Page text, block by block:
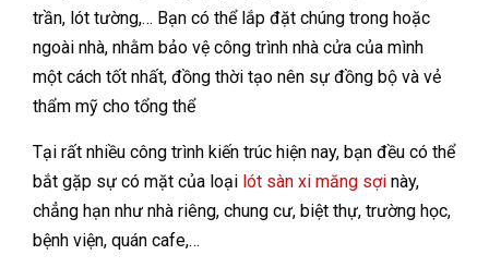
trần, lót tường,… Bạn có thể lắp đặt chúng trong hoặc
ngoài nhà, nhằm bảo vệ công trình nhà cửa của mình
một cách tốt nhất, đồng thời tạo nên sự đồng bộ và vẻ
thẩm mỹ cho tổng thể
Tại rất nhiều công trình kiến trúc hiện nay, bạn đều có thể
bắt gặp sự có mặt của loại lót sàn xi măng sợi này,
chẳng hạn như nhà riêng, chung cư, biệt thự, trường học,
bệnh viện, quán cafe,…